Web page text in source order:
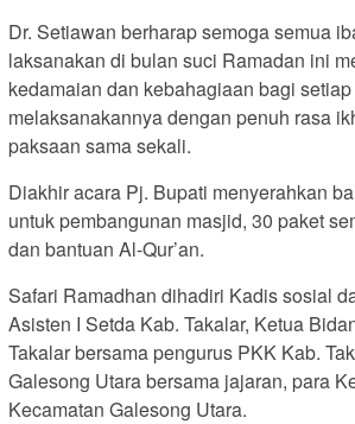
Dr. Setiawan berharap semoga semua
laksanakan di bulan suci Ramadan ini
kedamaian dan kebahagiaan bagi
melaksanakannya dengan penuh rasa
paksaan sama sekali.
Diakhir acara Pj. Bupati menyerahkan
untuk pembangunan masjid, 30 paket
dan bantuan Al-Qur’an.
Safari Ramadhan dihadiri Kadis sosial
Asisten I Setda Kab. Takalar, Ketua
Takalar bersama pengurus PKK Kab.
Galesong Utara bersama jajaran, para
Kecamatan Galesong Utara.